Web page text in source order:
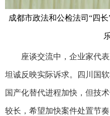
成都市政法和公检法司“四
座谈交流中，企业家代表
坦诚反映实际诉求。四川国
国产化替代进程加快，但技
较长，希望加快案件处置节